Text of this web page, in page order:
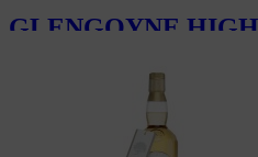
GLENGOYNE